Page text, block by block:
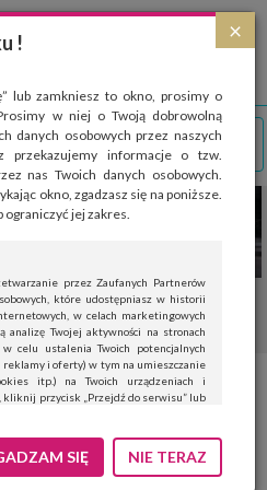
×
!
lub zamkniesz to okno, prosimy o
w niej o Twoją dobrowolną
danych osobowych przez naszych
przekazujemy informacje o tzw.
nas Twoich danych osobowych.
okno, zgadzasz się na poniższe.
jej zakres.
przez Zaufanych Partnerów
które udostępniasz w historii
w celach marketingowych
analizę Twojej aktywności na stronach
celu ustalenia Twoich potencjalnych
i oferty) w tym na umieszczanie
itp.) na Twoich urządzeniach i
kliknij przycisk „Przejdź do serwisu” lub
„Nie teraz”.
Możesz edytować zakres zgody, w tym
SIĘ NIE TERAZ
służą głównie do celów statystycznych.
zezwalasz na zapisanie ich w pamięci
z